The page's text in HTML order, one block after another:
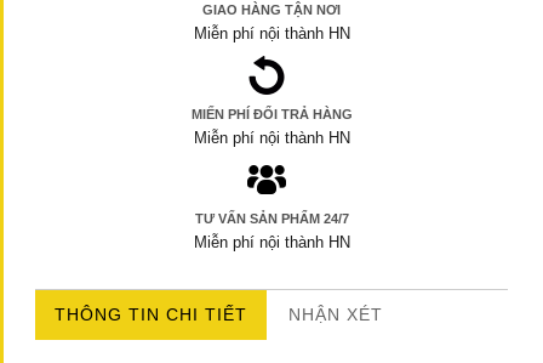
GIAO HÀNG TẬN NƠI
Miễn phí nội thành HN
MIẾN PHÍ ĐỔI TRẢ HÀNG
Miễn phí nội thành HN
TƯ VẤN SẢN PHẨM 24/7
Miễn phí nội thành HN
THÔNG TIN CHI TIẾT NHẬN XÉT